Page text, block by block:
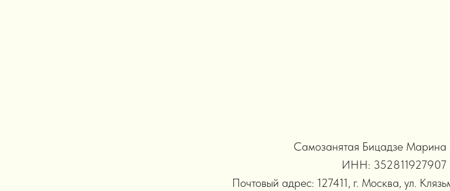
Самозанятая Бицадзе Марина
ИНН: 352811927907
Почтовый адрес: 127411, г. Москва, ул.